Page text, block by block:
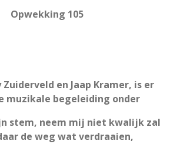
Opwekking 105
Zuiderveld en Jaap Kramer, is er
muzikale begeleiding onder
stem, neem mij niet kwalijk zal
de weg wat verdraaien,